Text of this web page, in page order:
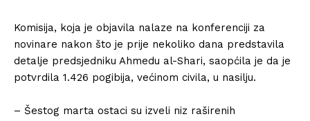
Komisija, koja je objavila nalaze na konferenciji za
novinare nakon što je prije nekoliko dana predstavila
detalje predsjedniku Ahmedu al-Shari, saopćila je da je
potvrdila 1.426 pogibija, većinom civila, u nasilju.
– Šestog marta ostaci su izveli niz raširenih